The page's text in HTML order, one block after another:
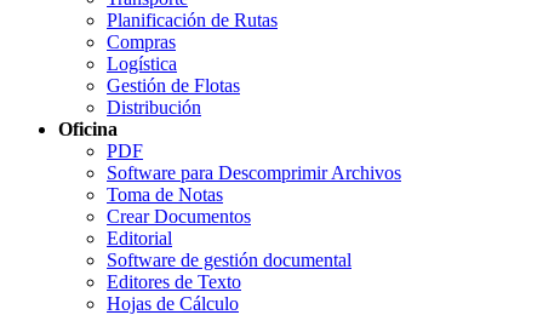
Planificación de Rutas
Compras
Logística
Gestión de Flotas
Distribución
Oficina
PDF
Software para Descomprimir Archivos
Toma de Notas
Crear Documentos
Editorial
Software de gestión documental
Editores de Texto
Hojas de Cálculo